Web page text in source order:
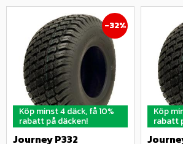
Köp minst 4 däck, få 10%
rabatt på däcken!
Journey P332
32%
Köp
rabatt